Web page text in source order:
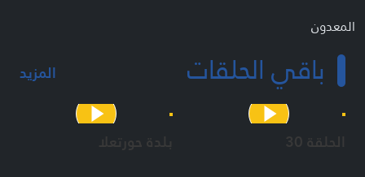
المعدون
مريم فاضلباقي الحلقات المزيد
الحلقة 30 بلدة حورتعلا